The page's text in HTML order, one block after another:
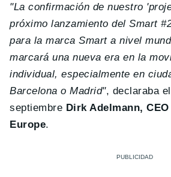
"La confirmación de nuestro
próximo lanzamiento del Smart
para la marca Smart a nivel
marcará una nueva era en la
individual, especialmente en
Barcelona o Madrid", declaraba
septiembre Dirk Adelmann,
Europe.